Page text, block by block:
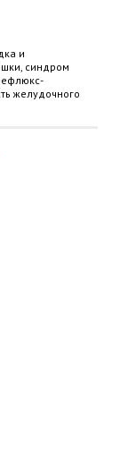
и
синдром
желудочного